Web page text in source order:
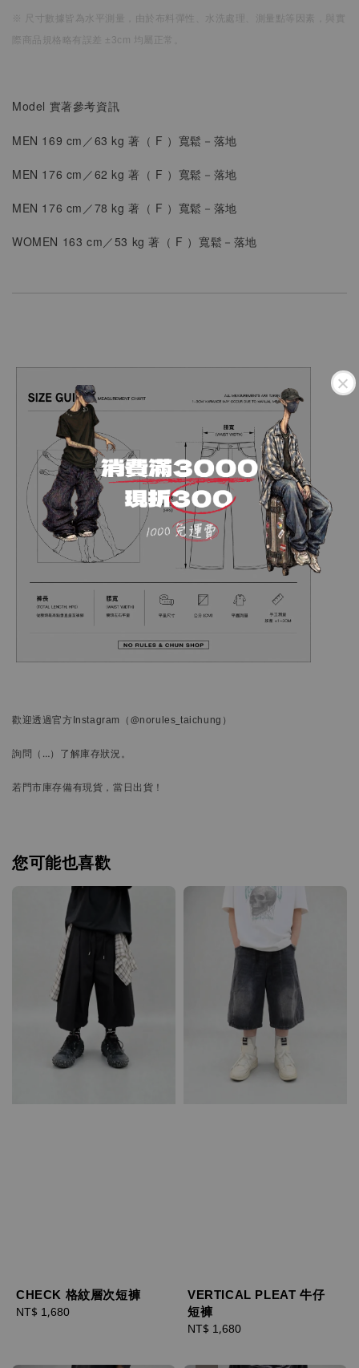
※ 尺寸數據皆為水平測量， 由於布料彈性、水洗處理、測量點等因素，
際商品規格略有誤差 ±3cm 均屬正常。
Model 實著參考資訊
MEN 169 cm／63 kg 著（ F ） 寬鬆 －落地
MEN 176 cm／62 kg 著（ F ）寬鬆 －落地
MEN 176 cm／78 kg 著（ F ）寬鬆 －落地
WOMEN 163 cm／53 kg 著（ F ）寬鬆－落地
歡迎透過官方Instagram （@norules_taichung）
詢問 （…） 了解庫存狀況。
若門市庫存備有現貨，當日出貨！
您可能也喜歡
CHECK 格紋層次短褲
Regular
NT$ 1,680
VERTICAL PLEAT 牛仔
短褲
Regular
NT$ 1,680